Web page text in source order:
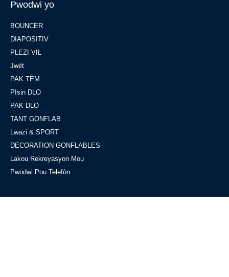
Pwodwi yo
BOUNCER
DIAPOSITIV
PLEZI VIL
Jwèt
PAK TÈM
PIsin DLO
PAK DLO
TANT GONFLAB
Lwazi & SPORT
DECORATION GONFLABLES
Lakou Rekreyasyon Mou
Pwodwi Pou Telefòn